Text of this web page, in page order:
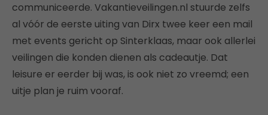
communiceerde. Vakantieveilingen.nl stuurde zelfs
al vóór de eerste uiting van Dirx twee keer een mail
met events gericht op Sinterklaas, maar ook allerlei
veilingen die konden dienen als cadeautje. Dat
leisure er eerder bij was, is ook niet zo vreemd; een
uitje plan je ruim vooraf.